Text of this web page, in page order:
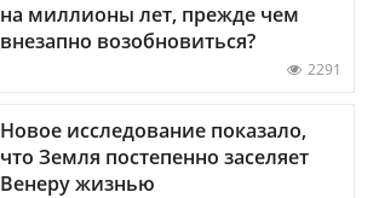
на миллионы лет, прежде чем
внезапно возобновиться?
2291
Новое исследование показало,
что Земля постепенно заселяет
Венеру жизнью